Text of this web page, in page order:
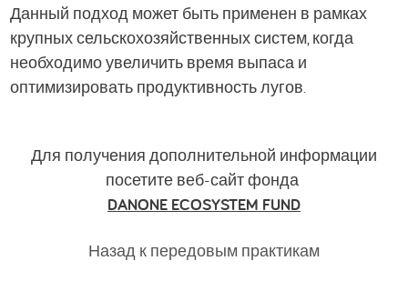
Данный подход может быть применен в рамках
крупных сельскохозяйственных систем, когда
необходимо увеличить время выпаса и
оптимизировать продуктивность лугов.
Для получения дополнительной информации
посетите веб-сайт фонда
DANONE ECOSYSTEM FUND
Назад к передовым практикам